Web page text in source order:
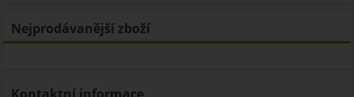
Nejprodávanější zboží